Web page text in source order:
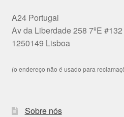
A24 Portugal
Av da Liberdade 258 7ºE #132
1250149 Lisboa
(o endereço não é usado para
Sobre nós